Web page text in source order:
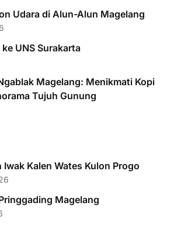
Udara di Alun-Alun Magelang
UNS Surakarta
Magelang: Menikmati Kopi
Tujuh Gunung
Iwak Kalen Wates Kulon Progo
Magelang